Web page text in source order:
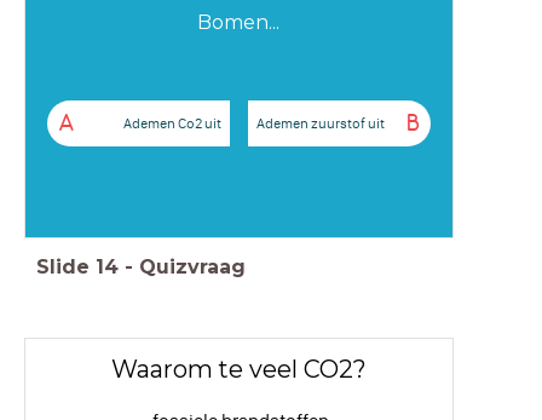
Bomen...
A Ademen Co2 uit B
Ademen zuurstof uit
Slide 14 - Quizvraag
Waarom te veel CO2?